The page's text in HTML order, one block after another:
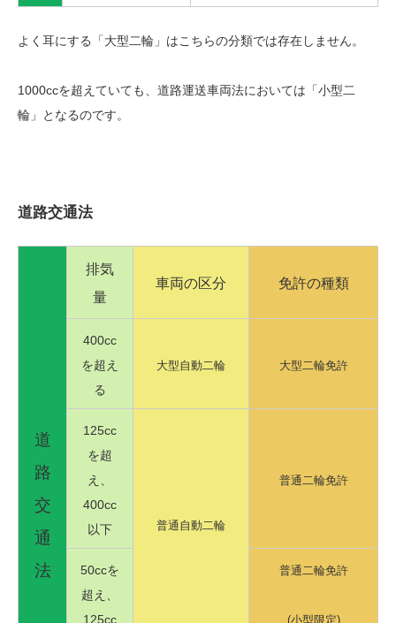
よく耳にする「大型二輪」はこちらの分類では存在しません。
1000ccを超えていても、道路運送車両法においては「小型二
輪」となるのです。
道路交通法
道
路
交
通
法
排気
量
車両の区分 免許の種類
400cc
を超え
る
大型自動二輪 大型二輪免許
125cc
を超
え、
400cc
以下
普通自動二輪
普通二輪免許
50ccを
超え、
125cc
普通二輪免許
(小型限定)